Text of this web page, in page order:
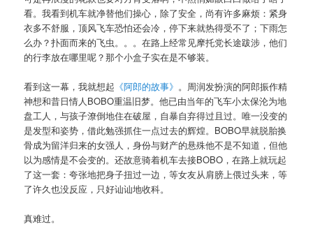
看。我看到机车就净替他们操心，除了安全，尚有许多麻烦：紧身
衣多不舒服，顶风飞车恐怕还会冷，停下来就热得受不了；下雨怎
么办？扑面而来的飞虫。。。在路上经常见摩托党长途跋涉，他们
的行李放在哪里呢？那个小盒子实在是不够装。
看到这一幕，我就想起 《阿郎的故事》 。周润发扮演的阿郎振作精
神想和昔日情人BOBO重温旧梦。他已由当年的飞车小太保沦为地
盘工人，与孩子潦倒地住在破屋，自暴自弃得过且过。唯一没变的
是发型和姿势，借此勉强抓住一点过去的辉煌。BOBO早就脱胎换
骨成为留洋归来的女强人，身份与财产的悬殊他不是不知道，但他
以为感情是不会变的。还故意骑着机车去接BOBO，在路上就玩起
了这一套：夸张地把身子扭过一边，等女友从肩膀上偎过头来，等
了许久也没反应，只好讪讪地收科。
真难过。